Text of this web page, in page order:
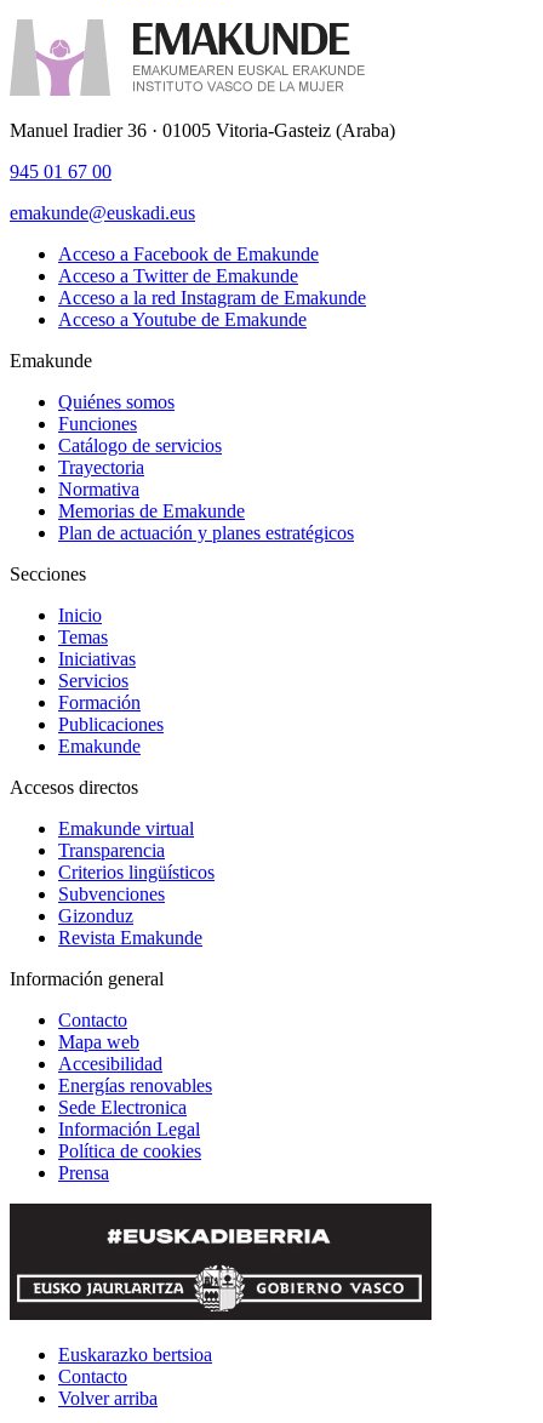
Manuel Iradier 36 · 01005 Vitoria-Gasteiz (Araba)
945 01 67 00
emakunde@euskadi.eus
Acceso a Facebook de Emakunde
Acceso a Twitter de Emakunde
Acceso a la red Instagram de Emakunde
Acceso a Youtube de Emakunde
Emakunde
Quiénes somos
Funciones
Catálogo de servicios
Trayectoria
Normativa
Memorias de Emakunde
Plan de actuación y planes estratégicos
Secciones
Inicio
Temas
Iniciativas
Servicios
Formación
Publicaciones
Emakunde
Accesos directos
Emakunde virtual
Transparencia
Criterios lingüísticos
Subvenciones
Gizonduz
Revista Emakunde
Información general
Contacto
Mapa web
Accesibilidad
Energías renovables
Sede Electronica
Información Legal
Política de cookies
Prensa
Euskarazko bertsioa
Contacto
Volver arriba